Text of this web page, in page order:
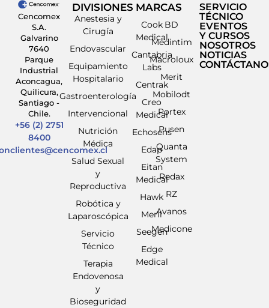
Cencomex
S.A.
Galvarino
7640
Parque
Industrial
Aconcagua,
Quilicura,
Santiago -
Chile.
+56 (2) 2751
8400
DIVISIONES
Anestesia y
Cirugía
Endovascular
Equipamiento
Hospitalario
Gastroenterología
Intervencional
Nutrición
Médica
Salud Sexual
y
Reproductiva
Robótica y
Laparoscópica
Servicio
Técnico
Terapia
Endovenosa
y
Bioseguridad
MARCAS
Cook
Medical
Cantabria
Labs
Centrak
Creo
Medical
Echosens
Edap
Eitan
Medical
Hawk
Meril
Seegen
Edge
Medical
BD
Medintim
Macroloux
Merit
Mobilodt
Portex
Pusen
Quanta
System
Redax
RZ
Avanos
Medicone
SERVICIO
TÉCNICO
EVENTOS
Y CURSOS
NOSOTROS
NOTICIAS